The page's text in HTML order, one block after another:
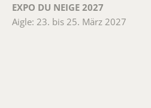
EXPO DU NEIGE 2027
Aigle: 23. bis 25. März 2027